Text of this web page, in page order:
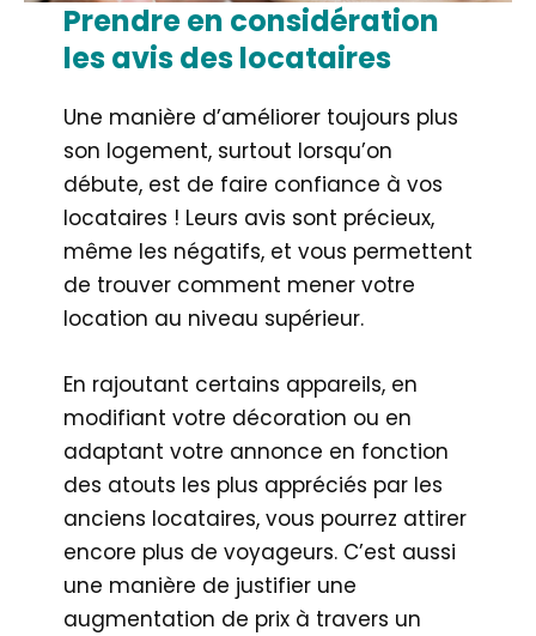
Prendre en considération
les avis des locataires
Une manière d’améliorer toujours plus
son logement, surtout lorsqu’on
débute, est de faire confiance à vos
locataires ! Leurs avis sont précieux,
même les négatifs, et vous permettent
de trouver comment mener votre
location au niveau supérieur.
En rajoutant certains appareils, en
modifiant votre décoration ou en
adaptant votre annonce en fonction
des atouts les plus appréciés par les
anciens locataires, vous pourrez attirer
encore plus de voyageurs. C’est aussi
une manière de justifier une
augmentation de prix à travers un